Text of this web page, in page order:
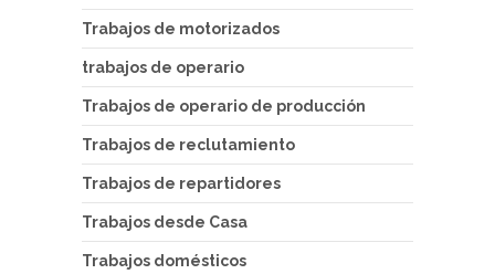
Trabajos de motorizados
trabajos de operario
Trabajos de operario de producción
Trabajos de reclutamiento
Trabajos de repartidores
Trabajos desde Casa
Trabajos domésticos